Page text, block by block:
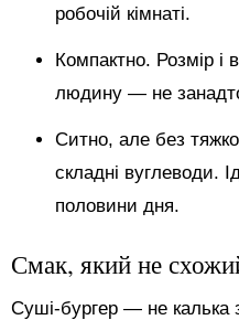
робочій кімнаті.
Компактно. Розмір і
людину — не
Ситно, але без
складні вуглеводи.
половини дня.
Смак, який не
Суші-бургер — не калька